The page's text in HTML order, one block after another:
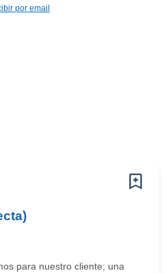
por email
para nuestro cliente; una